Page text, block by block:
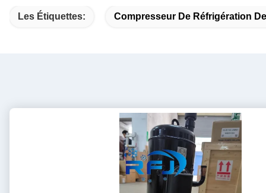
Les Étiquettes: Compresseur De Réfrigération